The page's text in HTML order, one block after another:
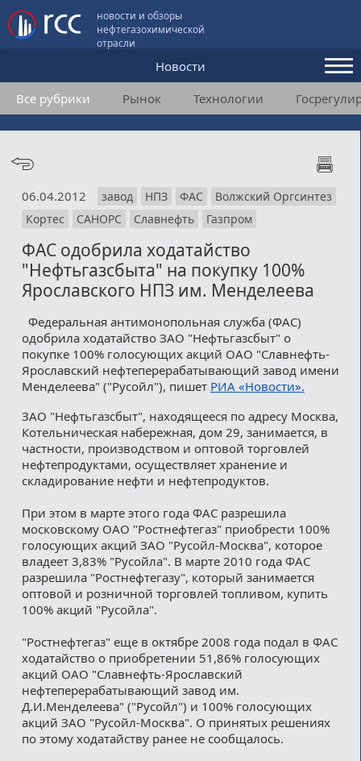
новости и обзоры
нефтегазохимической
отрасли
Новости
Аналитика и мнения
Конференции
Подписка
Пользовательское соглашение
Медиакит
Контакты
Все рубрики Рынок Технологии
06.04.2012 завод НПЗ ФАС
Волжский Оргсинтез
Кортес
САНОРС Славнефть Газпром
ФАС одобрила ходатайство
"Нефтьгазсбыта" на покупку 100%
Ярославского НПЗ им. Менделеева
Федеральная антимонопольная служба (ФАС)
одобрила ходатайство ЗАО "Нефтьгазсбыт" о
покупке 100% голосующих акций ОАО "Славнефть-
Ярославский нефтеперерабатывающий завод имени
Менделеева" ("Русойл"), пишет РИА «Новости».
ЗАО "Нефтьгазсбыт", находящееся по адресу Москва,
Котельническая набережная, дом 29, занимается, в
частности, производством и оптовой торговлей
нефтепродуктами, осуществляет хранение и
складирование нефти и нефтепродуктов.
При этом в марте этого года ФАС разрешила
московскому ОАО "Ростнефтегаз" приобрести 100%
голосующих акций ЗАО "Русойл-Москва", которое
владеет 3,83% "Русойла". В марте 2010 года ФАС
разрешила "Ростнефтегазу", который занимается
оптовой и розничной торговлей топливом, купить
100% акций "Русойла".
"Ростнефтегаз" еще в октябре 2008 года подал в ФАС
ходатайство о приобретении 51,86% голосующих
акций ОАО "Славнефть-Ярославский
нефтеперерабатывающий завод им.
Д.И.Менделеева" ("Русойл") и 100% голосующих
акций ЗАО "Русойл-Москва". О принятых решениях
по этому ходатайству ранее не сообщалось.